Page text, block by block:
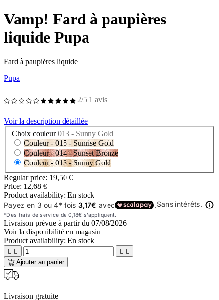
Vamp! Fard à paupières
liquide Pupa
Fard à paupières liquide
Pupa
2/5 1 avis
Voir la description détaillée
Choix couleur013 - Sunny Gold
Couleur - 015 - Sunrise Gold
Couleur - 014 - Sunset Bronze
Couleur - 013 - Sunny Gold
Regular price: 19,50 €
Price: 12,68 €
Product availability: En stock
Livraison prévue à partir du 07/08/2026
Voir la disponibilité en magasin
Product availability: En stock
   
Ajouter au panier
Livraison gratuite